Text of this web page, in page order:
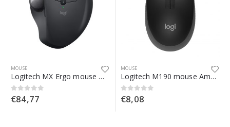
MOUSE
Logitech MX Ergo mouse Mano destra Wireless a RF + Bluetooth Trackball 440 DPI
0Su 5
€84,77
MOUSE
Logitech M190 mouse Ambidestro RF Wireless Ottico 1000 DPI
0Su 5
€8,08